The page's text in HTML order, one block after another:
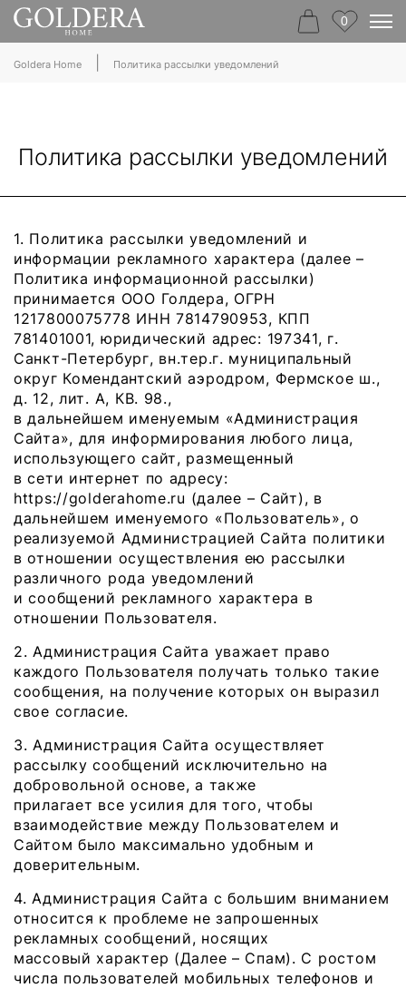
0
Goldera Home Политика рассылки уведомлений
Политика рассылки уведомлений
1. Политика рассылки уведомлений и
информации рекламного характера (далее –
Политика информационной рассылки)
принимается ООО Голдера, ОГРН
1217800075778 ИНН 7814790953, КПП
781401001, юридический адрес: 197341, г.
Санкт-Петербург, вн.тер.г. муниципальный
округ Комендантский аэродром, Фермское ш.,
д. 12, лит. А, КВ. 98.,
в дальнейшем именуемым «Администрация
Сайта», для информирования любого лица,
использующего сайт, размещенный
в сети интернет по адресу:
https://golderahome.ru (далее – Сайт), в
дальнейшем именуемого «Пользователь», о
реализуемой Администрацией Сайта политики
в отношении осуществления ею рассылки
различного рода уведомлений
и сообщений рекламного характера в
отношении Пользователя.
2. Администрация Сайта уважает право
каждого Пользователя получать только такие
сообщения, на получение которых он выразил
свое согласие.
3. Администрация Сайта осуществляет
рассылку сообщений исключительно на
добровольной основе, а также
прилагает все усилия для того, чтобы
взаимодействие между Пользователем и
Сайтом было максимально удобным и
доверительным.
4. Администрация Сайта с большим вниманием
относится к проблеме не запрошенных
рекламных сообщений, носящих
массовый характер (Далее – Спам). С ростом
числа пользователей мобильных телефонов и